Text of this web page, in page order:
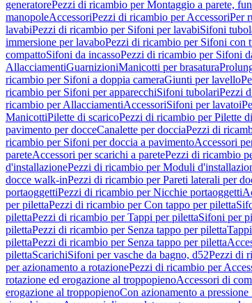
generatorePezzi di ricambio per Montaggio a parete,
manopoleAccessoriPezzi di ricambio per AccessoriPer
lavabiPezzi di ricambio per Sifoni per lavabiSifoni
immersione per lavaboPezzi di ricambio per Sifoni con
compattoSifoni da incassoPezzi di ricambio per Sifoni
AllacciamentiGuarnizioniManicotti per brasatura
ricambio per Sifoni a doppia cameraGiunti per lavello
ricambio per Sifoni per apparecchiSifoni tubolariPezzi
ricambio per AllacciamentiAccessoriSifoni per lavatoi
ManicottiPilette di scaricoPezzi di ricambio per Pilette
pavimento per docceCanalette per docciaPezzi di
ricambio per Sifoni per doccia a pavimentoAccessori
pareteAccessori per scarichi a paretePezzi di ricambio
d'installazionePezzi di ricambio per Moduli
docce walk-inPezzi di ricambio per Pareti laterali per
portaoggettiPezzi di ricambio per Nicchie portaoggetti
per pilettaPezzi di ricambio per Con tappo per piletta
pilettaPezzi di ricambio per Tappi per pilettaSifoni per
pilettaPezzi di ricambio per Senza tappo per piletta
pilettaPezzi di ricambio per Senza tappo per piletta
pilettaScarichiSifoni per vasche da bagno, d52Pezzi di
per azionamento a rotazionePezzi di ricambio per
rotazione ed erogazione al troppopienoAccessori di
erogazione al troppopienoCon azionamento a